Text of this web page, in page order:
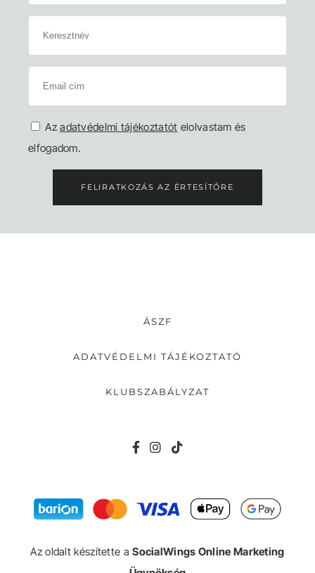
Azadatvédelmi tájékoztatót elolvastam és
elfogadom.
FELIRATKOZÁS AZ ÉRTESÍTŐRE
ÁSZF
ADATVÉDELMI TÁJÉKOZTATÓ
KLUBSZABÁLYZAT
Az oldalt készítette aSocialWings Online Marketing